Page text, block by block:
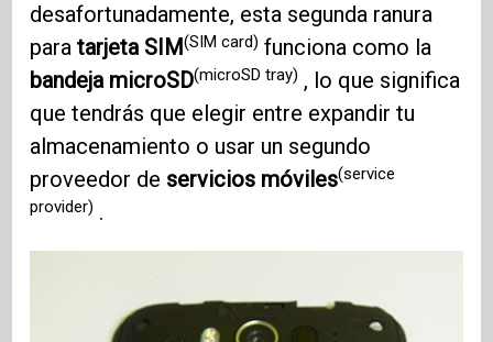
desafortunadamente, esta segunda ranura
paratarjeta SIM(SIM card) funciona como la
bandeja microSD(microSD tray) , lo que significa
que tendrás que elegir entre expandir tu
almacenamiento o usar un segundo
proveedor de servicios móviles(service
provider) .